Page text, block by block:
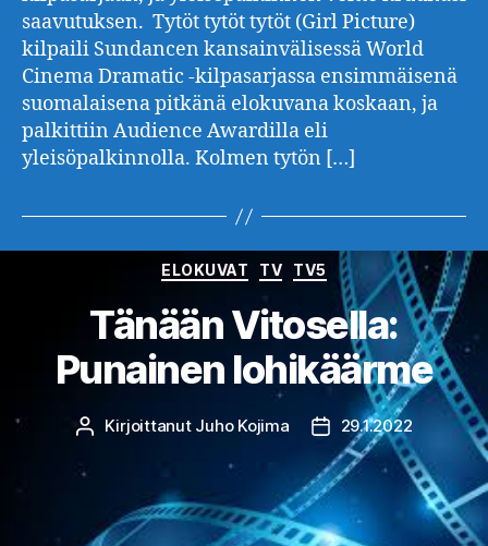
saavutuksen. Tytöt tytöt tytöt (Girl Picture)
kilpaili Sundancen kansainvälisessä World
Cinema Dramatic -kilpasarjassa ensimmäisenä
suomalaisena pitkänä elokuvana koskaan, ja
palkittiin Audience Awardilla eli
yleisöpalkinnolla. Kolmen tytön […]
Kategoriat
ELOKUVAT TV TV5
Tänään Vitosella:
Punainen lohikäärme
Kirjoittaja
Kirjoittanut Juho Kojima Julkaisupäivämäärä
29.1.2022